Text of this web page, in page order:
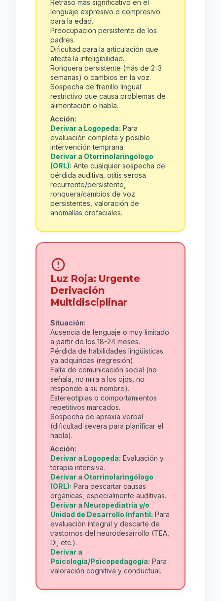
Retraso más significativo en el
lenguaje expresivo o compresivo
para la edad.
Preocupación persistente de los
padres.
Dificultad para la articulación que
afecta la inteligibilidad.
Ronquera persistente (más de 2-3
semanas) o cambios en la voz.
Sospecha de frenillo lingual
restrictivo que causa problemas de
alimentación o habla.
Acción:
Derivar a Logopeda: Para
evaluación completa y posible
intervención temprana.
Derivar a Otorrinolaringólogo
(ORL): Ante cualquier sospecha de
pérdida auditiva, otitis serosa
recurrente/persistente,
ronquera/cambios de voz
persistentes, valoración de
anomalías orofaciales.
Luz Roja: Urgente
Derivación
Multidisciplinar
Situación:
Ausencia de lenguaje o muy limitado
a partir de los 18-24 meses.
Pérdida de habilidades lingüísticas
ya adquiridas (regresión).
Falta de comunicación social (no
señala, no mira a los ojos, no
responde a su nombre).
Estereotipias o comportamientos
repetitivos marcados.
Sospecha de apraxia verbal
(dificultad severa para planificar el
habla).
Acción:
Derivar a Logopeda: Evaluación y
terapia intensiva.
Derivar a Otorrinolaringólogo
(ORL): Para descartar causas
orgánicas, especialmente auditivas.
Derivar a Neuropediatría y/o
Unidad de Desarrollo Infantil: Para
evaluación integral y descarte de
trastornos del neurodesarrollo (TEA,
DI, etc.).
Derivar a
Psicología/Psicopedagogía: Para
valoración cognitiva y conductual.